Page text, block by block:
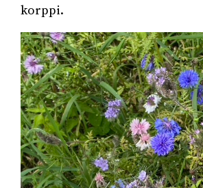
korppi.